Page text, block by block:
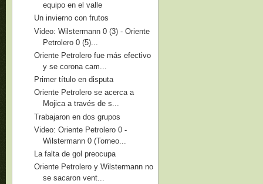
equipo en el valle
Un invierno con frutos
Video: Wilstermann 0 (3) - Oriente
Petrolero 0 (5)...
Oriente Petrolero fue más efectivo
y se corona cam...
Primer título en disputa
Oriente Petrolero se acerca a
Mojica a través de s...
Trabajaron en dos grupos
Video: Oriente Petrolero 0 -
Wilstermann 0 (Torneo...
La falta de gol preocupa
Oriente Petrolero y Wilstermann no
se sacaron vent...